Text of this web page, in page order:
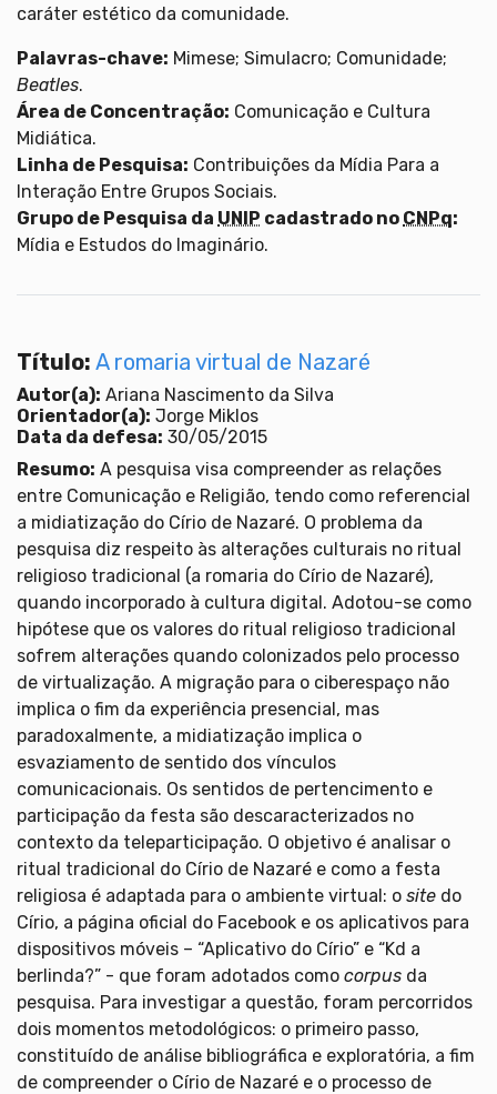
caráter estético da comunidade.
Palavras-chave: Mimese; Simulacro; Comunidade;
Beatles.
Área de Concentração: Comunicação e Cultura
Midiática.
Linha de Pesquisa: Contribuições da Mídia Para a
Interação Entre Grupos Sociais.
Grupo de Pesquisa da UNIP cadastrado no CNPq:
Mídia e Estudos do Imaginário.
Título: A romaria virtual de Nazaré
Autor(a): Ariana Nascimento da Silva
Orientador(a): Jorge Miklos
Data da defesa: 30/05/2015
Resumo: A pesquisa visa compreender as relações
entre Comunicação e Religião, tendo como referencial
a midiatização do Círio de Nazaré. O problema da
pesquisa diz respeito às alterações culturais no ritual
religioso tradicional (a romaria do Círio de Nazaré),
quando incorporado à cultura digital. Adotou-se como
hipótese que os valores do ritual religioso tradicional
sofrem alterações quando colonizados pelo processo
de virtualização. A migração para o ciberespaço não
implica o fim da experiência presencial, mas
paradoxalmente, a midiatização implica o
esvaziamento de sentido dos vínculos
comunicacionais. Os sentidos de pertencimento e
participação da festa são descaracterizados no
contexto da teleparticipação. O objetivo é analisar o
ritual tradicional do Círio de Nazaré e como a festa
religiosa é adaptada para o ambiente virtual: o site do
Círio, a página oficial do Facebook e os aplicativos para
dispositivos móveis – “Aplicativo do Círio” e “Kd a
berlinda?” - que foram adotados como corpus da
pesquisa. Para investigar a questão, foram percorridos
dois momentos metodológicos: o primeiro passo,
constituído de análise bibliográfica e exploratória, a fim
de compreender o Círio de Nazaré e o processo de